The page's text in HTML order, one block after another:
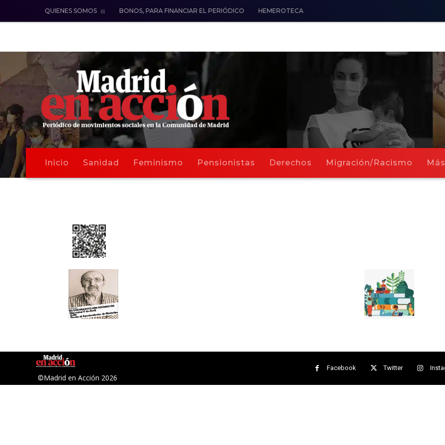
QUIENES SOMOS BONOS, PARA FINANCIAR EL PERIÓDICO HEMEROTECA
Inicio Sanidad Feminismo Pensionistas Derechos Migración/Racismo Más
©Madrid en Acción 2026
Facebook Twitter